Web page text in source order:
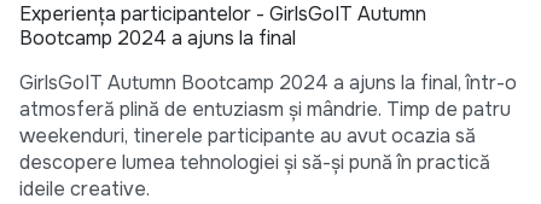
Experiența participantelor - GirlsGoIT Autumn
Bootcamp 2024 a ajuns la final
GirlsGoIT Autumn Bootcamp 2024 a ajuns la final, într-o
atmosferă plină de entuziasm și mândrie. Timp de patru
weekenduri, tinerele participante au avut ocazia să
descopere lumea tehnologiei și să-și pună în practică
ideile creative.